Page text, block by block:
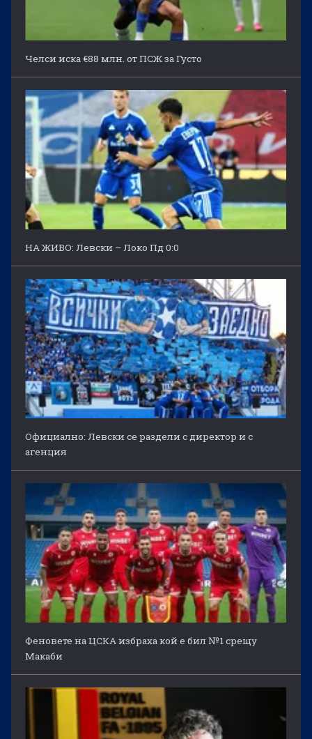
Челси иска €88 млн. от ПСЖ за Густо
НА ЖИВО: Левски – Локо Пд 0:0
Официално: Левски се раздели с директор и с
агенция
Феновете на ЦСКА избраха кой е бил №1 срещу
Макаби